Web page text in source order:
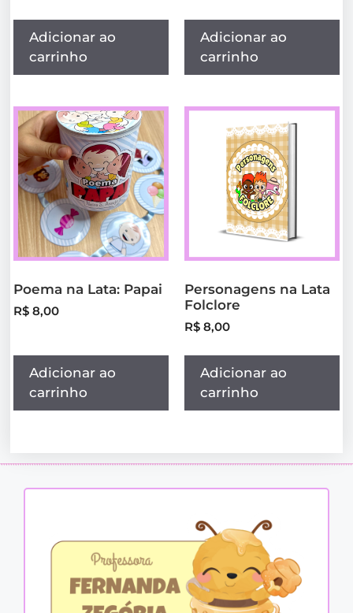
Adicionar ao
carrinho
Adicionar ao
carrinho
Poema na Lata: Papai
R$ 8,00
Adicionar ao
carrinho
Personagens na Lata
Folclore
R$ 8,00
Adicionar ao
carrinho